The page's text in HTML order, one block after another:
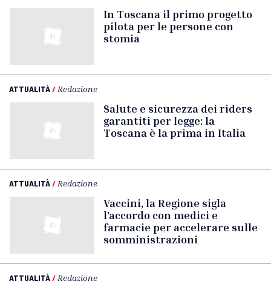
In Toscana il primo progetto
pilota per le persone con
stomia
ATTUALITÀ/ Redazione
Salute e sicurezza dei riders
garantiti per legge: la
Toscana è la prima in Italia
ATTUALITÀ/ Redazione
Vaccini, la Regione sigla
l’accordo con medici e
farmacie per accelerare sulle
somministrazioni
ATTUALITÀ/ Redazione